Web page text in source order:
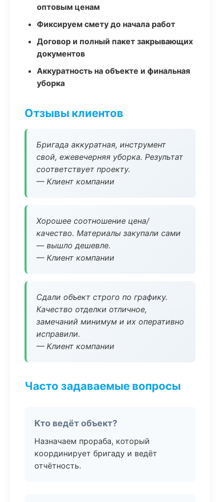
оптовым ценам
Фиксируем смету до начала работ
Договор и полный пакет закрывающих
документов
Аккуратность на объекте и финальная
уборка
Отзывы клиентов
Бригада аккуратная, инструмент
свой, ежевечерняя уборка. Результат
соответствует проекту.
— Клиент компании
Хорошее соотношение цена/
качество. Материалы закупали сами
— вышло дешевле.
— Клиент компании
Сдали объект строго по графику.
Качество отделки отличное,
замечаний минимум и их оперативно
исправили.
— Клиент компании
Часто задаваемые вопросы
Кто ведёт объект?
Назначаем прораба, который
координирует бригаду и ведёт
отчётность.